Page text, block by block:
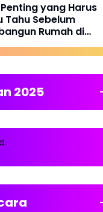
yang Harus
Tahu Sebelum
Rumah di
2025